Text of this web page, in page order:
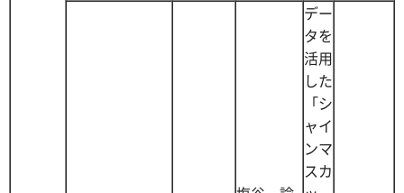
デー
タを
活用
した
「シ
ャイ
ンマ
スカ